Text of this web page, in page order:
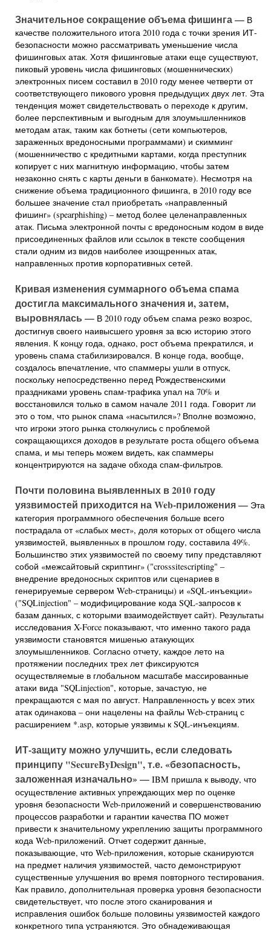
Значительное сокращение объема фишинга — В
качестве положительного итога 2010 года с точки зрения ИТ-
безопасности можно рассматривать уменьшение числа
фишинговых атак. Хотя фишинговые атаки еще существуют,
пиковый уровень числа фишинговых (мошеннических)
электронных писем составил в 2010 году менее четверти от
соответствующего пикового уровня предыдущих двух лет. Эта
тенденция может свидетельствовать о переходе к другим,
более перспективным и выгодным для злоумышленников
методам атак, таким как ботнеты (сети компьютеров,
зараженных вредоносными программами) и скимминг
(мошенничество с кредитными картами, когда преступник
копирует с них магнитную информацию, чтобы затем
незаконно снять с карты деньги в банкомате). Несмотря на
снижение объема традиционного фишинга, в 2010 году все
большее значение стал приобретать «направленный
фишинг» (spearphishing) – метод более целенаправленных
атак. Письма электронной почты с вредоносным кодом в виде
присоединенных файлов или ссылок в тексте сообщения
стали одним из видов наиболее изощренных атак,
направленных против корпоративных сетей.
Кривая изменения суммарного объема спама
достигла максимального значения и, затем,
выровнялась — В 2010 году объем спама резко возрос,
достигнув своего наивысшего уровня за всю историю этого
явления. К концу года, однако, рост объема прекратился, и
уровень спама стабилизировался. В конце года, вообще,
создалось впечатление, что спаммеры ушли в отпуск,
поскольку непосредственно перед Рождественскими
праздниками уровень спам-трафика упал на 70% и
восстановился только в самом начале 2011 года. Говорит ли
это о том, что рынок спама «насытился»? Вполне возможно,
что игроки этого рынка столкнулись с проблемой
сокращающихся доходов в результате роста общего объема
спама, и мы теперь можем видеть, как спаммеры
концентрируются на задаче обхода спам-фильтров.
Почти половина выявленных в 2010 году
уязвимостей приходится наWeb-приложения — Эта
категория программного обеспечения больше всего
пострадала от «слабых мест», доля которых от общего числа
уязвимостей, выявленных в прошлом году, составила 49%.
Большинство этих уязвимостей по своему типу представляют
собой «межсайтовый скриптинг» ("crosssitescripting" –
внедрение вредоносных скриптов или сценариев в
генерируемые сервером Web-страницы) и «SQL-инъекции»
("SQLinjection" – модифицирование кода SQL-запросов к
базам данных, с которыми взаимодействует сайт). Результаты
исследования X-Force показывают, что именно такого рада
уязвимости становятся мишенью атакующих
злоумышленников. Согласно отчету, каждое лето на
протяжении последних трех лет фиксируются
осуществляемые в глобальном масштабе массированные
атаки вида "SQLinjection", которые, зачастую, не
прекращаются с мая по август. Направленность у всех этих
атак одинакова – они нацелены на файлы Web-страниц с
расширением *.asp, которые уязвимы к SQL-инъекциям.
ИТ-защиту можно улучшить, если следовать
принципу "SecureByDesign", т.е. «безопасность,
заложенная изначально» — IBM пришла к выводу, что
осуществление активных упреждающих мер по оценке
уровня безопасности Web-приложений и совершенствованию
процессов разработки и гарантии качества ПО может
привести к значительному укреплению защиты программного
кода Web-приложений. Отчет содержит данные,
показывающие, что Web-приложения, которые сканируются
на предмет наличия уязвимостей, часто демонстрируют
существенные улучшения во время повторного тестирования.
Как правило, дополнительная проверка уровня безопасности
свидетельствует, что после этого сканирования и
исправления ошибок больше половины уязвимостей каждого
конкретного типа устраняются. Это обнадеживающая